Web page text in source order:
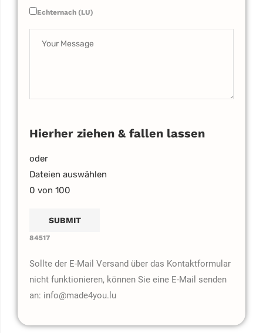
Echternach (LU)
Hierher ziehen & fallen lassen
oder
Dateien auswählen
0 von 100
84517
Sollte der E-Mail Versand über das Kontaktformular
nicht funktionieren, können Sie eine E-Mail senden
an: info@made4you.lu